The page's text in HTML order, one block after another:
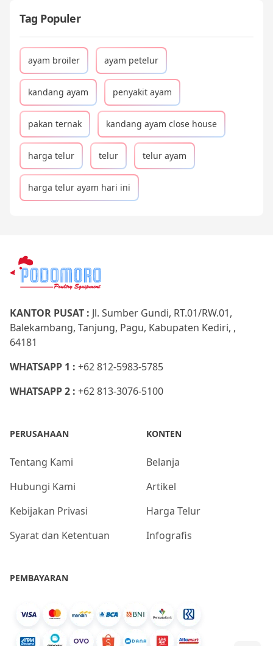
Tag Populer
ayam broiler ayam petelur
kandang ayam penyakit ayam
pakan ternak kandang ayam close house
harga telur telur telur ayam
harga telur ayam hari ini
KANTOR PUSAT : Jl. Sumber Gundi, RT.01/RW.01,
Balekambang, Tanjung, Pagu, Kabupaten Kediri, ,
64181
WHATSAPP 1 : +62 812-5983-5785
WHATSAPP 2 : +62 813-3076-5100
PERUSAHAAN
Tentang Kami
Hubungi Kami
Kebijakan Privasi
Syarat dan Ketentuan
KONTEN
Belanja
Artikel
Harga Telur
Infografis
PEMBAYARAN